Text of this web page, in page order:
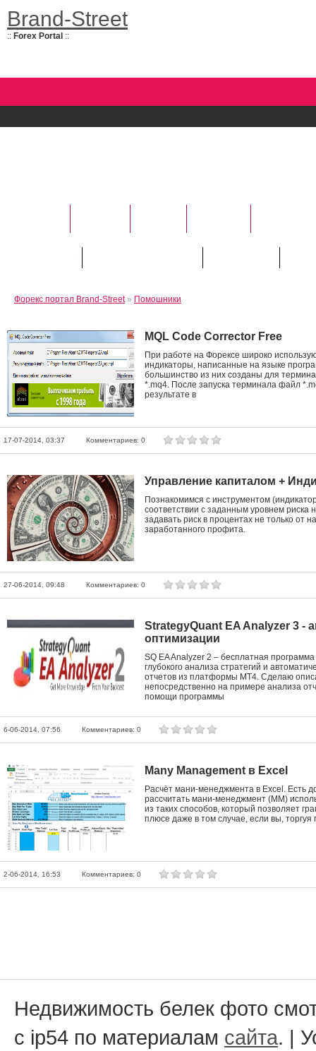
Brand-Street
:: Forex Portal ::
Форекс портал Brand-Street» Помошники
MQL Code Corrector Free
При работе на Форексе широко
индикаторы, написанные на языке
большинство из них созданы для
*.mq4. После запуска терминала файл
результате в
17-07-2014, 03:37 Комментариев: 0
Управление капиталом +
Познакомимся с инструментом
соответствии с заданным уровнем риска
задавать риск в процентах не только от
заработанного профита.
27-06-2014, 09:48 Комментариев: 0
StrategyQuant EA Analyzer 3 -
оптимизации
SQ EA Analyzer 2 – бесплатная
глубокого анализа стратегий и
отчетов из платформы МТ4. Сделаю
непосредственно на примере анализа
помощи программы
6-06-2014, 07:56 Комментариев: 0
Many Management в Excel
Расчёт мани-менеджмента в Excel. Есть
рассчитать мани-менеджмент (ММ)
из таких способов, который позволяет
плюсе даже в том случае, если вы,
2-06-2014, 16:53 Комментариев: 0
Недвижимость белек фото
c ip54 по материалам сайта. |